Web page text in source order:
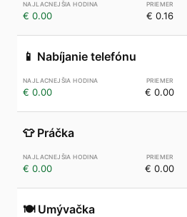
€ 0.00 € 0.16
📱 Nabíjanie telefónu
€ 0.00 € 0.00
👕 Práčka
€ 0.00 € 0.00
🍽️ Umývačka